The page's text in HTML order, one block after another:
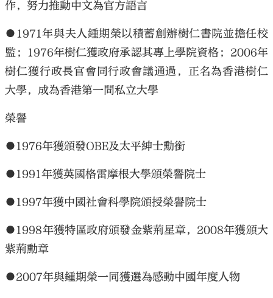
作，努力推動中文為官方語言
●1971年與夫人鍾期榮以積蓄創辦樹仁書院並擔任校
監；1976年樹仁獲政府承認其專上學院資格；2006年
樹仁獲行政長官會同行政會議通過，正名為香港樹仁
大學，成為香港第一間私立大學
榮譽
●1976年獲頒發OBE及太平紳士勳銜
●1991年獲英國格雷摩根大學頒榮譽院士
●1997年獲中國社會科學院頒授榮譽院士
●1998年獲特區政府頒發金紫荊星章，2008年獲頒大
紫荊勳章
●2007年與鍾期榮一同獲選為感動中國年度人物